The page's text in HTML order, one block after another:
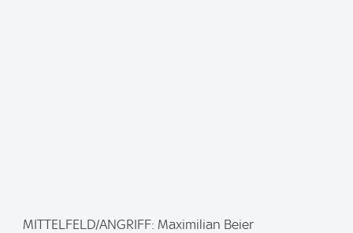
MITTELFELD/ANGRIFF: Maximilian Beier